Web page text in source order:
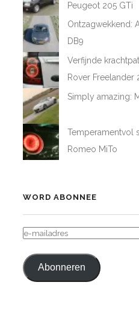
Peugeot 205 GTi
Ontzagwekkend:
DB9
Verfijnde
Rover Freelander
Simply amazing:
Temperamentvol
Romeo MiTo
WORD ABONNEE
E-
Abonneren